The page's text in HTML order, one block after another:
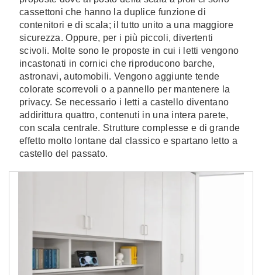
cassettoni che hanno la duplice funzione di
contenitori e di scala; il tutto unito a una maggiore
sicurezza. Oppure, per i più piccoli, divertenti
scivoli. Molte sono le proposte in cui i letti vengono
incastonati in cornici che riproducono barche,
astronavi, automobili. Vengono aggiunte tende
colorate scorrevoli o a pannello per mantenere la
privacy. Se necessario i letti a castello diventano
addirittura quattro, contenuti in una intera parete,
con scala centrale. Strutture complesse e di grande
effetto molto lontane dal classico e spartano letto a
castello del passato.